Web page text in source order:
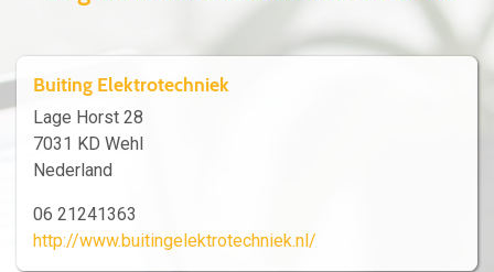
Buiting Elektrotechniek
Lage Horst 28
7031 KD Wehl
Nederland
06 21241363
http://www.buitingelektrotechniek.nl/